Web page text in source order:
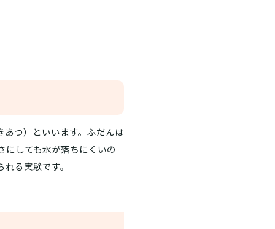
つ）といいます。ふだんは
しても水が落ちにくいの
る実験です。